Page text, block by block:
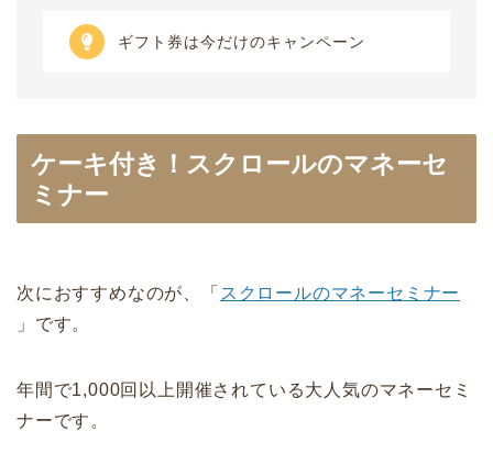
ギフト券は今だけのキャンペーン
ケーキ付き！スクロールのマネーセ
ミナー
次におすすめなのが、「 スクロールのマネーセミナー
」です。
年間で1,000回以上開催されている大人気のマネーセミ
ナーです。